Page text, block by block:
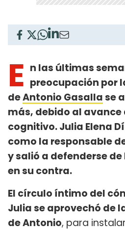
E n las últimas
preocupación por
deAntonio Gasallase
más, debido al avance
cognitivo. Julia Elena
como la responsable
y salió a defenderse
en su contra.
El círculo íntimo del
Julia se aprovechó de
de Antonio, para